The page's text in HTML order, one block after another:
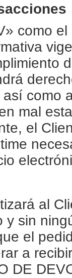
como
como
mal
el
al
y sin
el
a
DE